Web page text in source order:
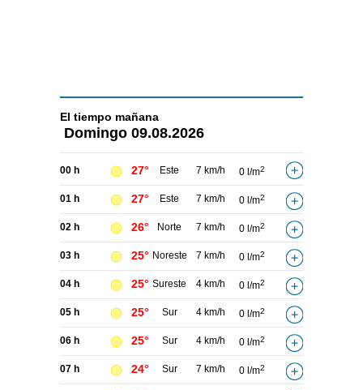
El tiempo mañana
Domingo 09.08.2026
00 h 27° Este 7 km/h 0 l/m2
01 h 27° Este 7 km/h 0 l/m2
02 h 26° Norte 7 km/h 0 l/m2
03 h 25° Noreste 7 km/h 0 l/m2
04 h 25° Sureste 4 km/h 0 l/m2
05 h 25° Sur 4 km/h 0 l/m2
06 h 25° Sur 4 km/h 0 l/m2
07 h 24° Sur 7 km/h 0 l/m2